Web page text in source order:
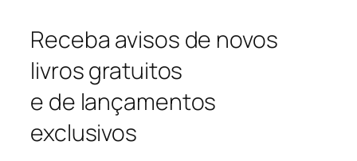
Receba avisos de novos
livros gratuitos
e de lançamentos
exclusivos